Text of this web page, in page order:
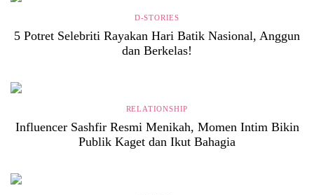
D-STORIES
5 Potret Selebriti Rayakan Hari Batik Nasional, Anggun
dan Berkelas!
RELATIONSHIP
Influencer Sashfir Resmi Menikah, Momen Intim Bikin
Publik Kaget dan Ikut Bahagia